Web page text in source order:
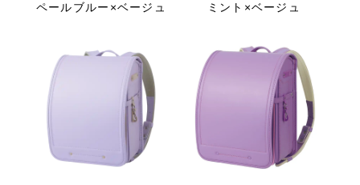
ペールブルー×ベージュ ミント×ベージュ